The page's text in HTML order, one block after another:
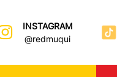
INSTAGRAM
@redmuqui